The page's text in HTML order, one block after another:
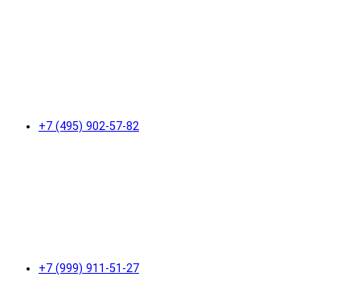
+7 (495) 902-57-82
+7 (999) 911-51-27